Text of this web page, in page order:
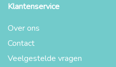
Klantenservice
Over ons
Contact
Veelgestelde vragen